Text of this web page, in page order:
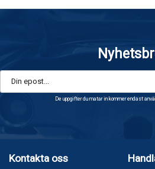
De uppgifter du matar in kommer endast
Kontakta oss